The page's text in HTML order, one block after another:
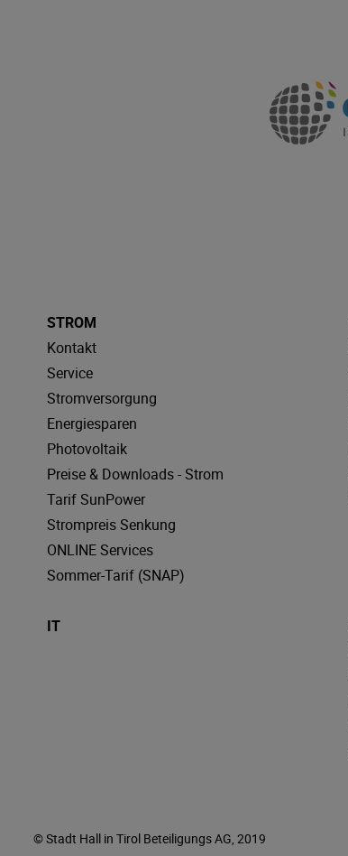
STROM
Kontakt
Service
Stromversorgung
Energiesparen
Photovoltaik
Preise & Downloads - Strom
Tarif SunPower
Strompreis Senkung
ONLINE Services
Sommer-Tarif (SNAP)
IT
© Stadt Hall in Tirol Beteiligungs AG, 2019